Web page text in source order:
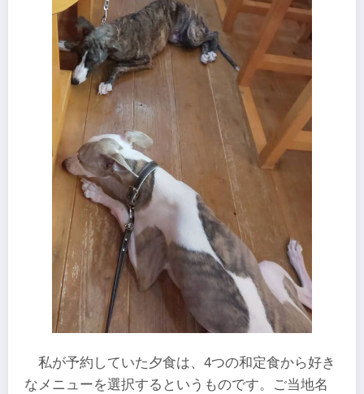
私が予約していた夕食は、4つの和定食から好き
なメニューを選択するというものです。ご当地名